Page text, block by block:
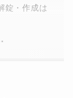
錠・作成は